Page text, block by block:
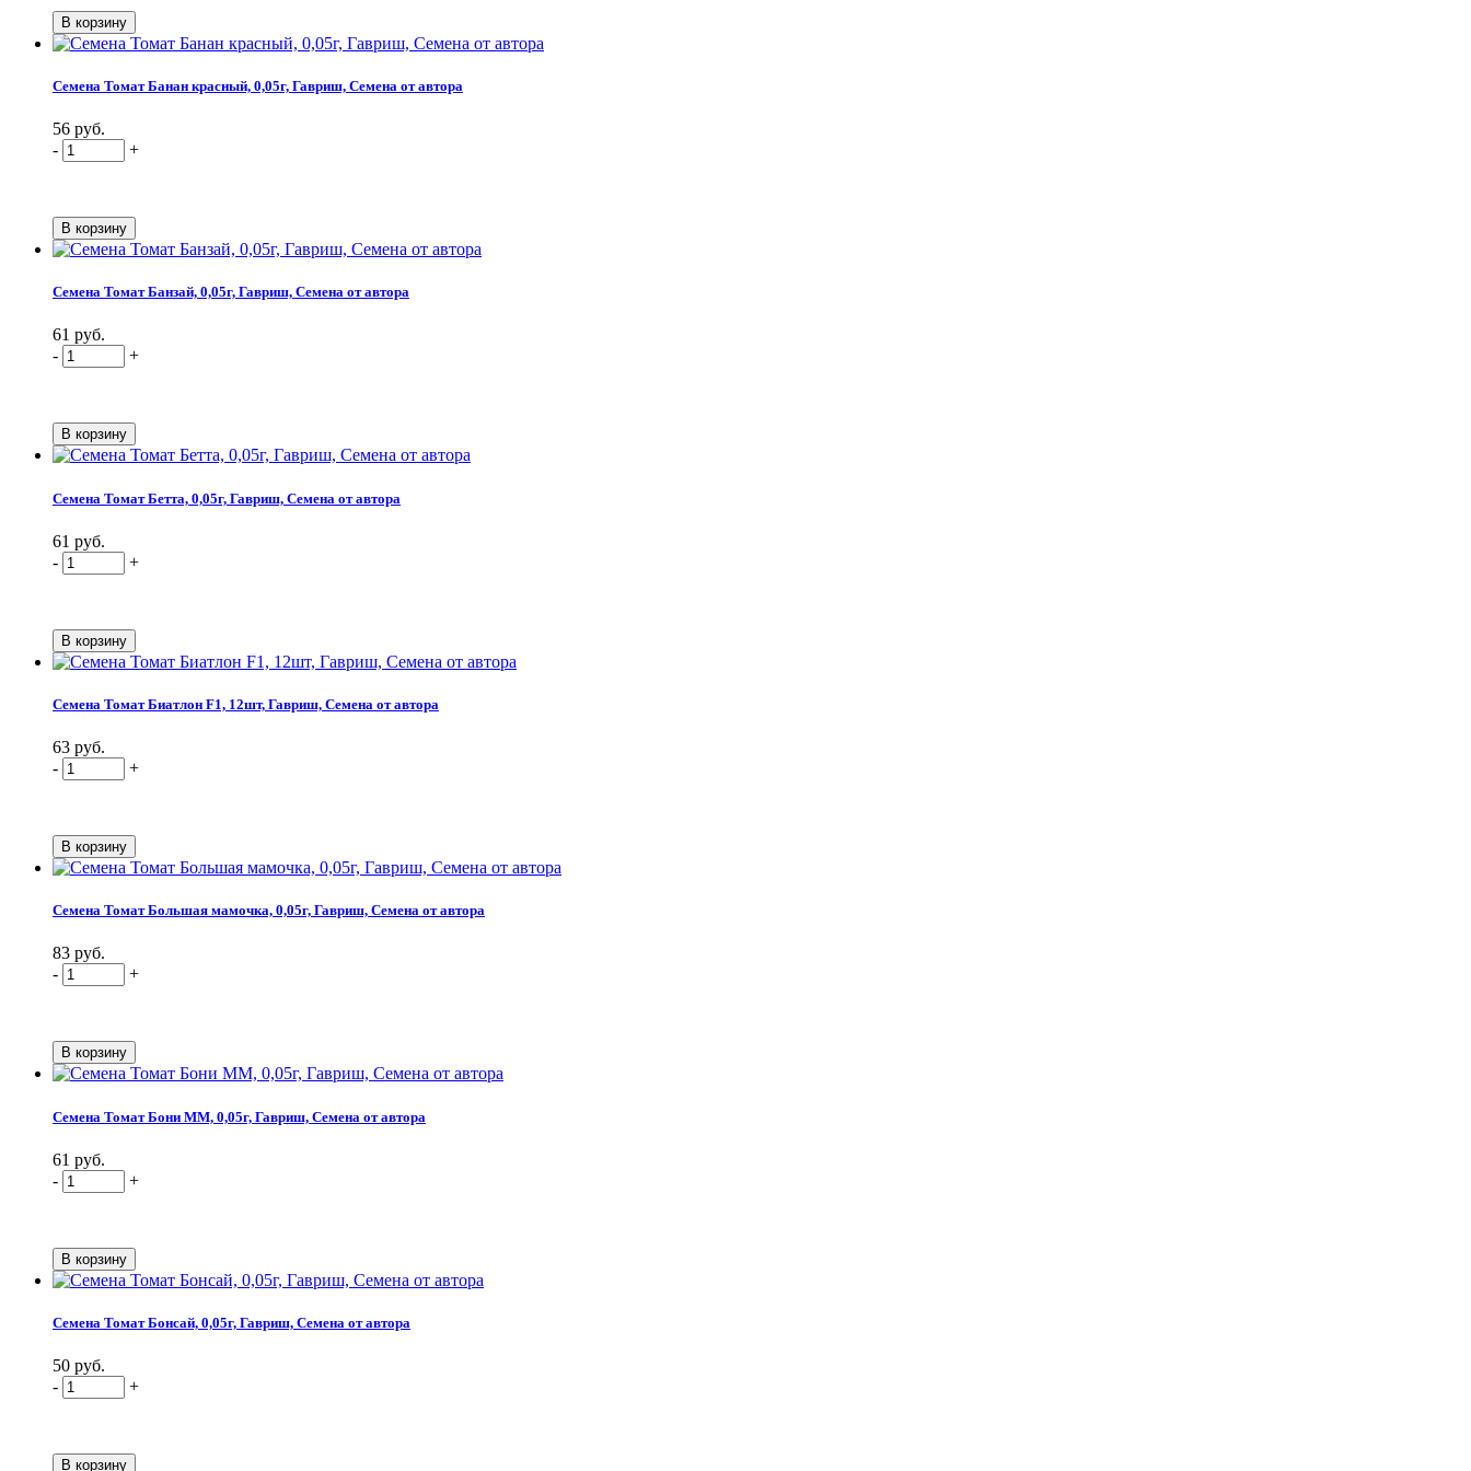
Семена Томат Банан красный, 0,05г, Гавриш, Семена от автора
56 руб.
-
+
Семена Томат Банзай, 0,05г, Гавриш, Семена от автора
61 руб.
-
+
Семена Томат Бетта, 0,05г, Гавриш, Семена от автора
61 руб.
-
+
Семена Томат Биатлон F1, 12шт, Гавриш, Семена от автора
63 руб.
-
+
Семена Томат Большая мамочка, 0,05г, Гавриш, Семена от автора
83 руб.
-
+
Семена Томат Бони ММ, 0,05г, Гавриш, Семена от автора
61 руб.
-
+
Семена Томат Бонсай, 0,05г, Гавриш, Семена от автора
50 руб.
-
+